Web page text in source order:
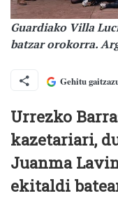
Guardiako Villa
batzar orokorra.
Gehitu
Urrezko
kazetariari,
Juanma
ekitaldi